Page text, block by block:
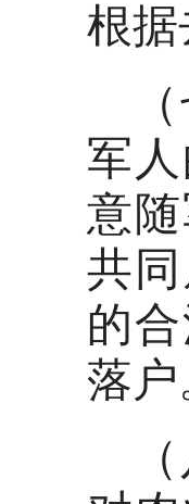
根
军
意
共
的
落户